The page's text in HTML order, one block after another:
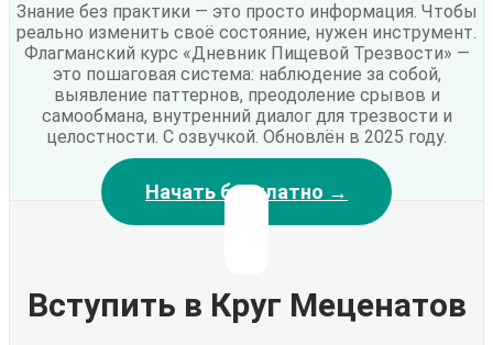
Знание без практики — это просто информация. Чтобы
реально изменить своё состояние, нужен инструмент.
Флагманский курс «Дневник Пищевой Трезвости» —
это пошаговая система: наблюдение за собой,
выявление паттернов, преодоление срывов и
самообмана, внутренний диалог для трезвости и
целостности. С озвучкой. Обновлён в 2025 году.
Начать бесплатно →
Вступить в Круг Меценатов